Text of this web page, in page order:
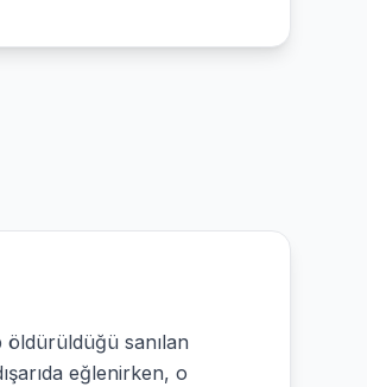
öldürüldüğü sanılan
eğlenirken, o